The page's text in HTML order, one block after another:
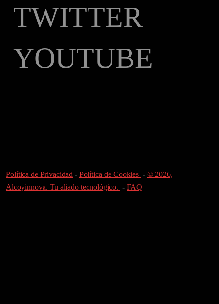
TWITTER
YOUTUBE
Política de Privacidad - Política de Cookies - © 2026,
Alcoyinnova. Tu aliado tecnológico. - FAQ